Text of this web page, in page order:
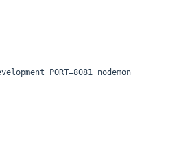
PORT=8081 nodemon